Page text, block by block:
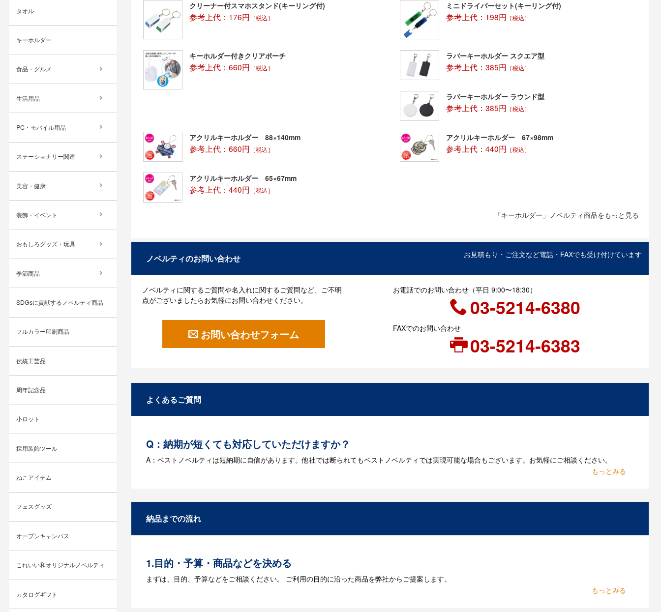
クリーナー付スマホスタンド(キーリング付)
参考上代：176円 ［税込］
ミニドライバーセット(キーリング付)
参考上代：198円 ［税込］
キーホルダー付きクリアポーチ
参考上代：660円 ［税込］
ラバーキーホルダー スクエア型
参考上代：385円 ［税込］
ラバーキーホルダー ラウンド型
参考上代：385円 ［税込］
アクリルキーホルダー 88×140mm
参考上代：660円 ［税込］
アクリルキーホルダー 67×98mm
参考上代：440円 ［税込］
アクリルキーホルダー 65×67mm
参考上代：440円 ［税込］
「キーホルダー」ノベルティ商品をもっと見る
ノベルティのお問い合わせ お見積もり・ご注文など電話・FAXでも受け付けています
ノベルティに関するご質問や名入れに関するご質問など、ご不明
点がございましたらお気軽にお問い合わせください。
お問い合わせフォーム
お電話でのお問い合わせ（平日 9:00〜18:30）
03-5214-6380
FAXでのお問い合わせ
03-5214-6383
よくあるご質問
Q：納期が短くても対応していただけますか？
A：ベストノベルティは短納期に自信があります。他社では断られてもベストノベルティでは実現可能な場合もございます。お気軽にご相談ください。
納品までの流れ
1.目的・予算・商品などを決める
まずは、目的、予算などをご相談ください。 ご利用の目的に沿った商品を弊社からご提案します。
タオル
キーホルダー
食品・グルメ
生活用品
PC・モバイル用品
ステーショナリー関連
美容・健康
装飾・イベント
おもしろグッズ・玩具
季節商品
SDGsに貢献するノベルティ商品
フルカラー印刷商品
伝統工芸品
周年記念品
小ロット
採用装飾ツール
ねこアイテム
フェスグッズ
オープンキャンパス
これいい和オリジナルノベルティ
カタログギフト